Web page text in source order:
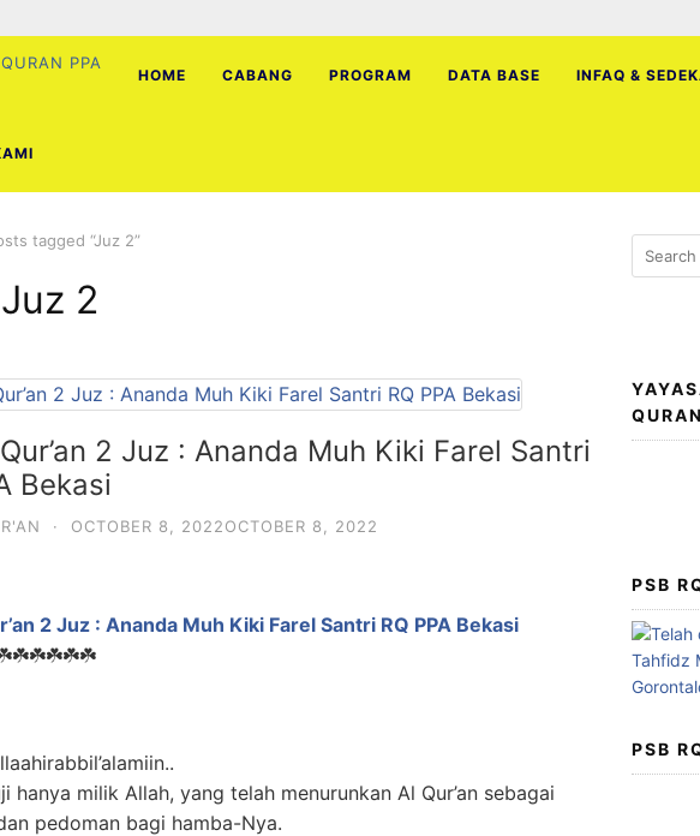
HOME CABANG PROGRAM DATA BASE INFAQ &
tagged “Juz 2”
Juz 2
2 Juz : Ananda Muh Kiki Farel Santri
Bekasi
· OCTOBER 8, 2022OCTOBER 8, 2022
2 Juz : Ananda Muh Kiki Farel Santri RQ PPA Bekasi
hanya milik Allah, yang telah menurunkan Al Qur’an sebagai
pedoman bagi hamba-Nya.
Search
for:
PSB
PSB